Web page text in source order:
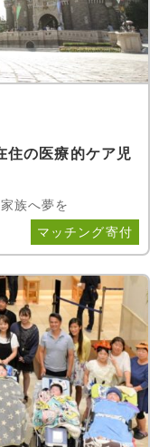
住の医療的ケア児
族へ夢を
マッチング寄付